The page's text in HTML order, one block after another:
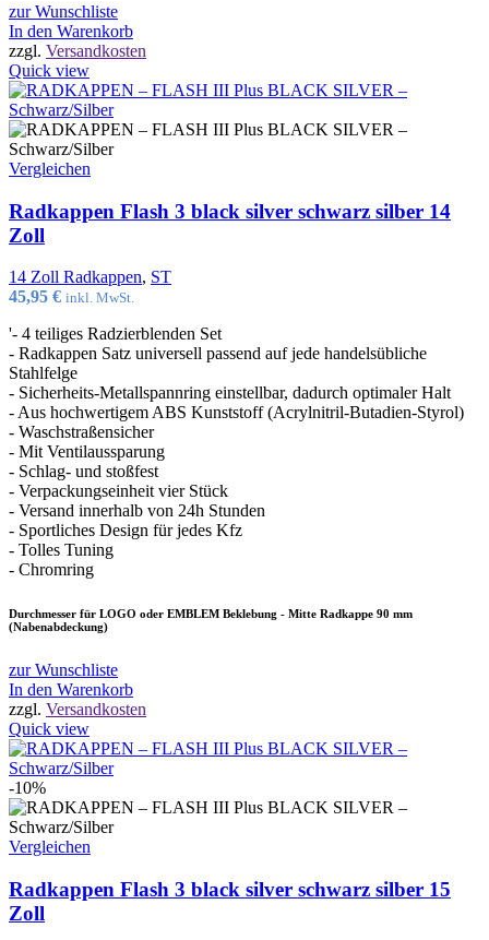
zur Wunschliste
In den Warenkorb
zzgl. Versandkosten
Quick view
Vergleichen
Radkappen Flash 3 black silver schwarz silber 14
Zoll
14 Zoll Radkappen, ST
45,95 € inkl. MwSt.
'- 4 teiliges Radzierblenden Set
- Radkappen Satz universell passend auf jede handelsübliche
Stahlfelge
- Sicherheits-Metallspannring einstellbar, dadurch optimaler Halt
- Aus hochwertigem ABS Kunststoff (Acrylnitril-Butadien-Styrol)
- Waschstraßensicher
- Mit Ventilaussparung
- Schlag- und stoßfest
- Verpackungseinheit vier Stück
- Versand innerhalb von 24h Stunden
- Sportliches Design für jedes Kfz
- Tolles Tuning
- Chromring
Durchmesser für LOGO oder EMBLEM Beklebung - Mitte Radkappe 90 mm
(Nabenabdeckung)
zur Wunschliste
In den Warenkorb
zzgl. Versandkosten
Quick view
-10%
Vergleichen
Radkappen Flash 3 black silver schwarz silber 15
Zoll